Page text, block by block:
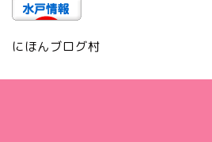
にほんブログ村